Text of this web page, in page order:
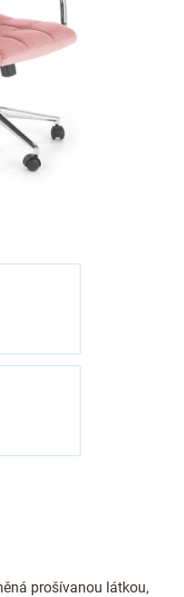
prošívanou látkou,